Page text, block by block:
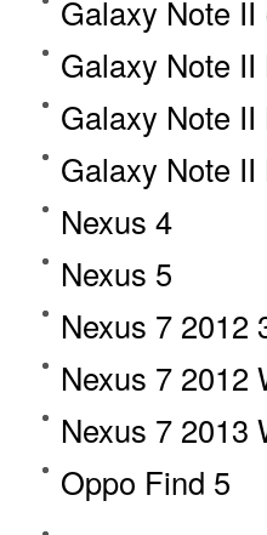
Galaxy Note II
Galaxy Note II
Galaxy Note II
Galaxy Note II
Nexus 4
Nexus 5
Nexus 7 2012
Nexus 7 2012
Nexus 7 2013
Oppo Find 5